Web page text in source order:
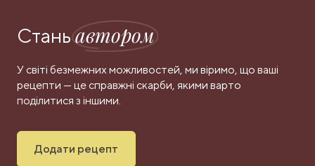
Станьавтором
У світі безмежних можливостей, ми віримо, що ваші
рецепти — це справжні скарби, якими варто
поділитися з іншими.
Додати рецепт